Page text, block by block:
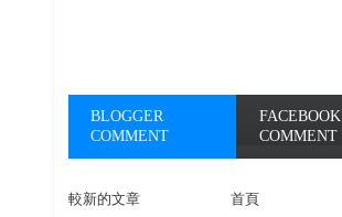
BLOGGER
COMMENT
FACEBOOK
COMMENT
較新的文章 首頁